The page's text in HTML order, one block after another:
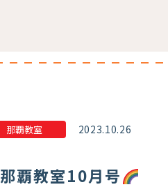
那覇教室 2023.10.26
那覇教室10月号